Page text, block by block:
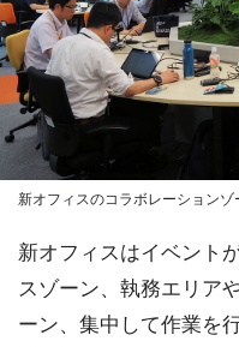
新オフィスのコラボレーションゾ
新オフィスはイベント
スゾーン、執務エリア
ーン、集中して作業を